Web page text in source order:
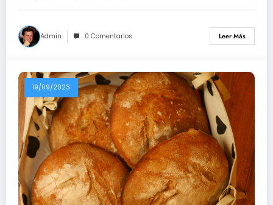
Admin 0 Comentarios Leer Más
19/09/2023